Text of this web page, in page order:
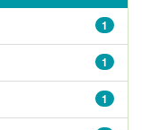
1
1
1